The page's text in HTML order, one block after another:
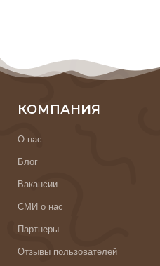
КОМПАНИЯ
О нас
Блог
Вакансии
СМИ о нас
Партнеры
Отзывы пользователей